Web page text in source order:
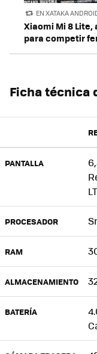
EN XATAKA
Xiaomi Mi 8
para competir
Ficha técnica
PANTALLA
PROCESADOR
RAM
ALMACENAMIENTO
BATERÍA